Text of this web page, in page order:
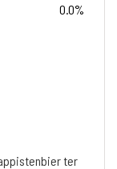
0.0%
ter